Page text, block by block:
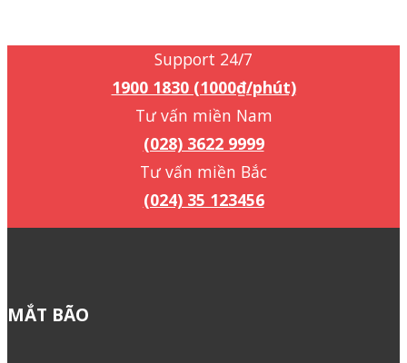
Support 24/7
1900 1830 (1000₫/phút)
Tư vấn miền Nam
(028) 3622 9999
Tư vấn miền Bắc
(024) 35 123456
MẮT BÃO